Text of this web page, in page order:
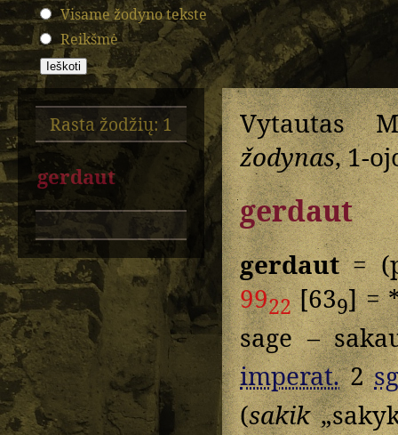
Visame žodyno tekste
Reikšmė
Rasta žodžių: 1
gerdaut
Vytautas
žodynas, 1-
gerdaut
gerdaut=
9922[639] =
sage –
imperat.2
(sakik